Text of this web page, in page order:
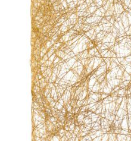
SOIRÉE
OCCASIONS
SPÉCIALES
DÉCO
TABLE
SALLE
CONTACT